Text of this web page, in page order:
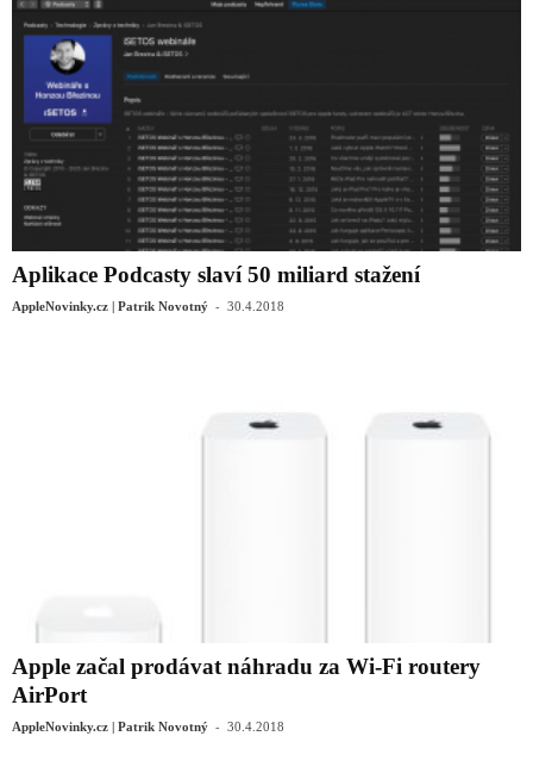
Aplikace Podcasty slaví 50 miliard stažení
AppleNovinky.cz | Patrik Novotný - 30.4.2018
Apple začal prodávat náhradu za Wi-Fi routery
AirPort
AppleNovinky.cz | Patrik Novotný - 30.4.2018